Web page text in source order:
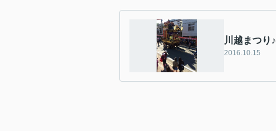
川越まつり♪
2016.10.15